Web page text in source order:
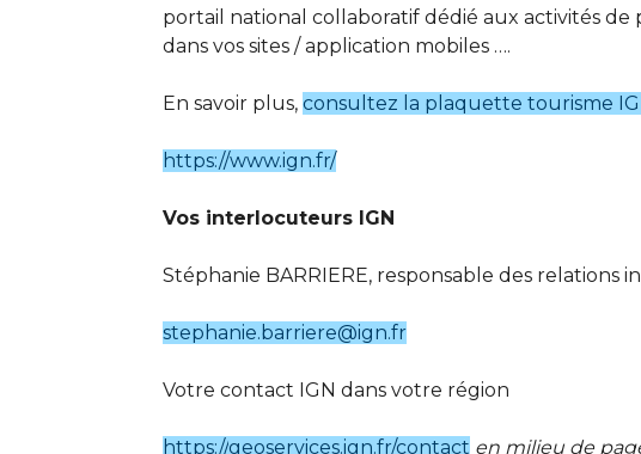
portail national collaboratif dédié aux activités
dans vos sites / application mobiles ….
En savoir plus, consultez la plaquette tourisme
https://www.ign.fr/
Vos interlocuteurs IGN
Stéphanie BARRIERE, responsable des relations
stephanie.barriere@ign.fr
Votre contact IGN dans votre région
https://geoservices.ign.fr/contact en milieu de